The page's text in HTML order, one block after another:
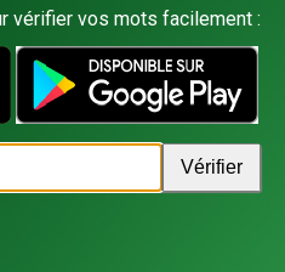
vérifier vos mots facilement :